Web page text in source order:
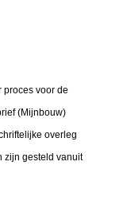
proces voor de
(Mijnbouw)
overleg
zijn gesteld vanuit